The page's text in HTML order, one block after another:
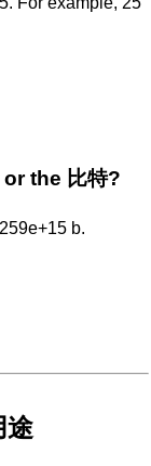
the 比特?
b.
途